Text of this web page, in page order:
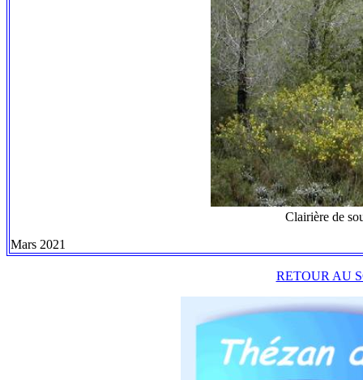
Clairière de
Mars 2021
RETOUR AU